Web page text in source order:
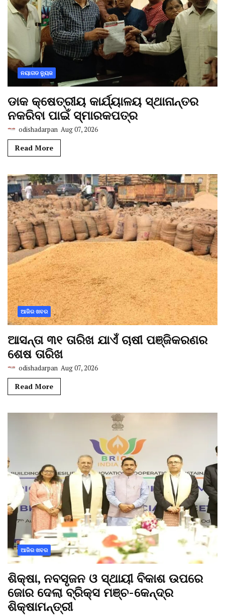
ନୟାଗଡ ନ୍ୟୁଜ
ଡାକ କ୍ଷେତ୍ରୀୟ କାର୍ଯ୍ୟାଳୟ ସ୍ଥାନାନ୍ତର
ନକରିବା ପାଇଁ ସ୍ମାରକପତ୍ର
odishadarpan Aug 07, 2026
Read More
ଆଜିର ଖବର
ଆସନ୍ତା ୩୧ ତାରିଖ ଯାଏଁ ଚାଷୀ ପଞ୍ଜିକରଣର
ଶେଷ ତାରିଖ
odishadarpan Aug 07, 2026
Read More
ଆଜିର ଖବର
ଶିକ୍ଷା, ନବସୃଜନ ଓ ସ୍ଥାୟୀ ବିକାଶ ଉପରେ
ଜୋର ଦେଲା ବ୍ରିକ୍ସ ମଞ୍ଚ-କେନ୍ଦ୍ର
ଶିକ୍ଷାମନ୍ତ୍ରୀ